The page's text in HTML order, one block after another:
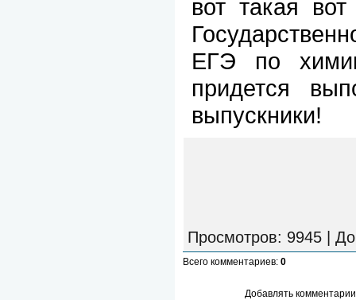
вот такая
ЕГЭ по
придется
выпускники!
Просмотров: 9945 |
Всего комментариев: 0
Добавлять